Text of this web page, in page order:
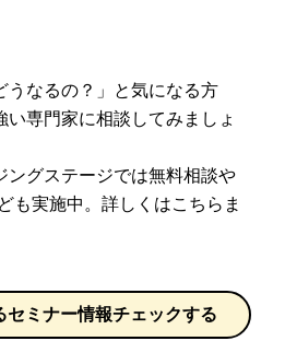
うなるの？」と気になる方
い専門家に相談してみましょ
ングステージでは無料相談や
も実施中。詳しくはこちらま
セミナー情報チェックする